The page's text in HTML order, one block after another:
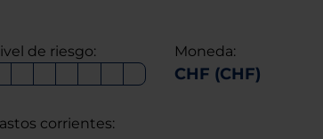
de riesgo: Moneda:
CHF (CHF)
corrientes: